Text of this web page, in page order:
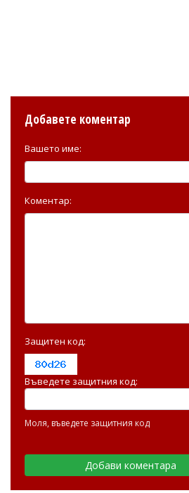
Добавете коментар
Вашето име:
Коментар:
Защитен код:
Въведете защитния код:
Моля, въведете защитния код